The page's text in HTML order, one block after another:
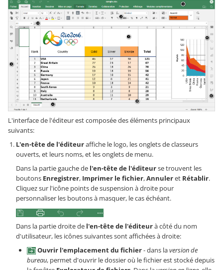
L'interface de l'éditeur est composée des éléments principaux
suivants:
L'en-tête de l'éditeuraffiche le logo, les onglets de classeurs
ouverts,et leurs noms, et les onglets de menu.
Dans la partie gauche de l'en-tête de l'éditeurse trouvent les
boutons Enregistrer, Imprimer le fichier,Annuleret Rétablir.
Cliquez sur l'icône points de suspension à droite pour
personnaliser les boutons à masquer, le cas échéant.
Dans la partie droite de l'en-tête de l'éditeurà côté du nom
d'utilisateur, les icônes suivantes sont affichées à droite:
Ouvrir l'emplacement du fichier-dans laversion de
bureau, permet d'ouvrir le dossier où le fichier est stocké depuis